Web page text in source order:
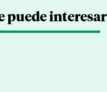
puede interesar